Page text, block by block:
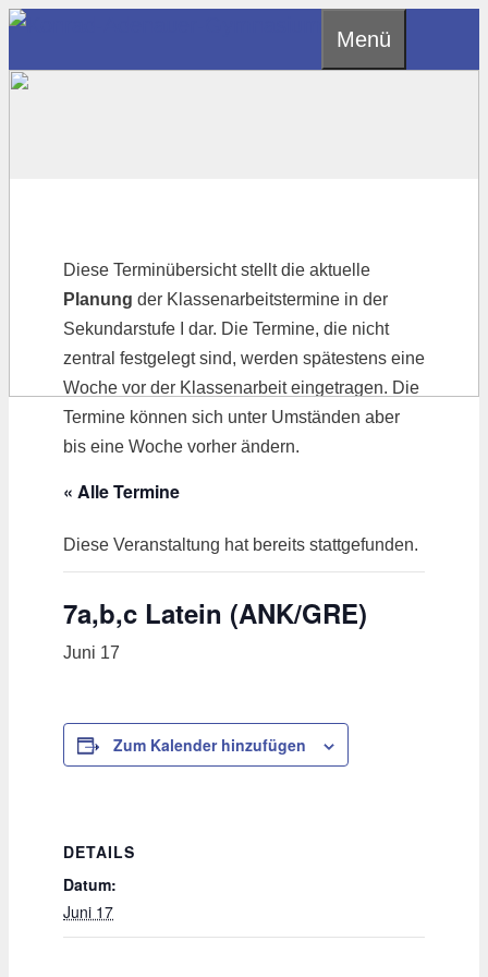
Zum
springen
Menü
Diese Terminübersicht stellt die aktuelle
Planung der Klassenarbeitstermine in der
Sekundarstufe I dar. Die Termine, die nicht
zentral festgelegt sind, werden spätestens eine
Woche vor der Klassenarbeit eingetragen. Die
Termine können sich unter Umständen aber
bis eine Woche vorher ändern.
« Alle Termine
Diese Veranstaltung hat bereits stattgefunden.
7a,b,c Latein (ANK/GRE)
Juni 17
Zum Kalender hinzufügen
DETAILS
Datum:
Juni 17